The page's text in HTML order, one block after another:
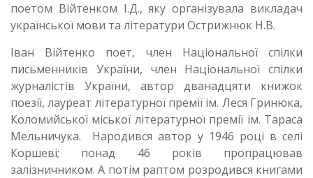
поетом Війтенком І.Д., яку організувала викладач
української мови та літератури Острижнюк Н.В.
Іван Війтенко поет, член Національної спілки
письменників України, член Національної спілки
журналістів України, автор дванадцяти книжок
поезії, лауреат літературної премії ім. Леся Гринюка,
Коломийської міської літературної премії ім. Тараса
Мельничука. Народився автор у 1946 році в селі
Коршеві; понад 46 років пропрацював
залізничником. А потім раптом розродився книгами